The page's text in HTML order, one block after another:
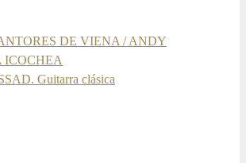
DE VIENA / ANDY
ICOCHEA
Guitarra clásica